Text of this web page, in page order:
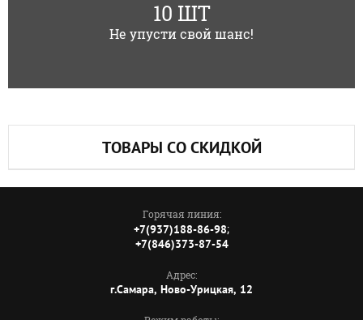
10 ШТ
Не упусти свой шанс!
ТОВАРЫ СО СКИДКОЙ
Горячая линия:
+7(937)188-86-98;
+7(846)373-87-54
Адрес:
г.Самара, Ново-Урицкая, 12